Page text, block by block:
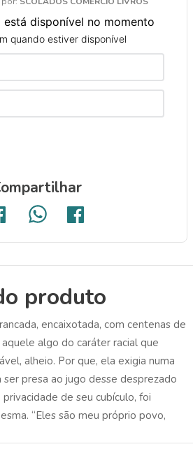
disponível no momento
quando estiver disponível
produto
encaixotada, com centenas de
algo do caráter racial que
alheio. Por que, ela exigia numa
presa ao jugo desse desprezado
de seu cubículo, foi
“Eles são meu próprio povo,
10º pasta catálogo